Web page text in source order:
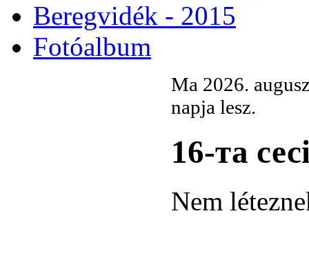
Beregvidék - 2015
Fotóalbum
Ma 2026.
napja lesz.
16-та
Nem